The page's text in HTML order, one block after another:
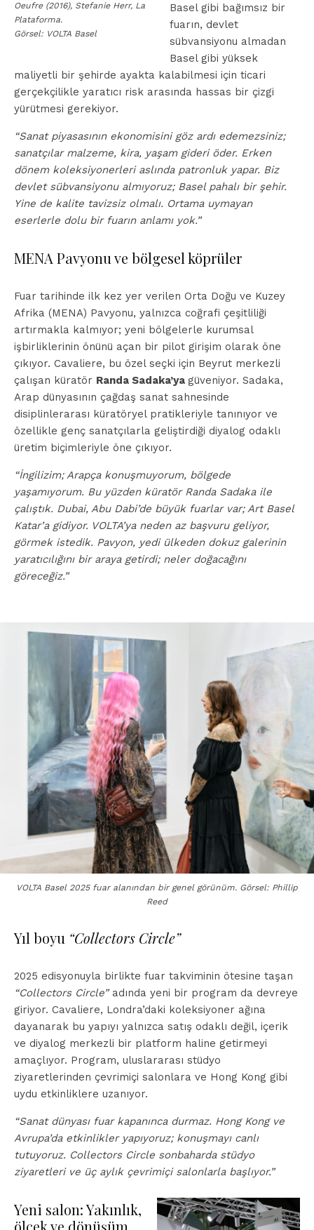
Oeufre (2016), Stefanie Herr, La
Plataforma.
Görsel: VOLTA Basel
Basel gibi bağımsız bir
fuarın, devlet
sübvansiyonu almadan
Basel gibi yüksek
maliyetli bir şehirde ayakta kalabilmesi için ticari
gerçekçilikle yaratıcı risk arasında hassas bir çizgi
yürütmesi gerekiyor.
“Sanat piyasasının ekonomisini göz ardı edemezsiniz;
sanatçılar malzeme, kira, yaşam gideri öder. Erken
dönem koleksiyonerleri aslında patronluk yapar. Biz
devlet sübvansiyonu almıyoruz; Basel pahalı bir şehir.
Yine de kalite tavizsiz olmalı. Ortama uymayan
eserlerle dolu bir fuarın anlamı yok.”
MENA Pavyonu ve bölgesel köprüler
Fuar tarihinde ilk kez yer verilen Orta Doğu ve Kuzey
Afrika (MENA) Pavyonu, yalnızca coğrafi çeşitliliği
artırmakla kalmıyor; yeni bölgelerle kurumsal
işbirliklerinin önünü açan bir pilot girişim olarak öne
çıkıyor. Cavaliere, bu özel seçki için Beyrut merkezli
çalışan küratör Randa Sadaka’ya güveniyor. Sadaka,
Arap dünyasının çağdaş sanat sahnesinde
disiplinlerarası küratöryel pratikleriyle tanınıyor ve
özellikle genç sanatçılarla geliştirdiği diyalog odaklı
üretim biçimleriyle öne çıkıyor.
“İngilizim; Arapça konuşmuyorum, bölgede
yaşamıyorum. Bu yüzden küratör Randa Sadaka ile
çalıştık. Dubai, Abu Dabi’de büyük fuarlar var; Art Basel
Katar’a gidiyor. VOLTA’ya neden az başvuru geliyor,
görmek istedik. Pavyon, yedi ülkeden dokuz galerinin
yaratıcılığını bir araya getirdi; neler doğacağını
göreceğiz.”
VOLTA Basel 2025 fuar alanından bir genel görünüm. Görsel: Phillip
Reed
Yıl boyu “Collectors Circle”
2025 edisyonuyla birlikte fuar takviminin ötesine taşan
“Collectors Circle”adında yeni bir program da devreye
giriyor. Cavaliere, Londra’daki koleksiyoner ağına
dayanarak bu yapıyı yalnızca satış odaklı değil, içerik
ve diyalog merkezli bir platform haline getirmeyi
amaçlıyor. Program, uluslararası stüdyo
ziyaretlerinden çevrimiçi salonlara ve Hong Kong gibi
uydu etkinliklere uzanıyor.
“Sanat dünyası fuar kapanınca durmaz. Hong Kong ve
Avrupa’da etkinlikler yapıyoruz; konuşmayı canlı
tutuyoruz. Collectors Circle sonbaharda stüdyo
ziyaretleri ve üç aylık çevrimiçi salonlarla başlıyor.”
Yeni salon: Yakınlık,
ölçek ve dönüşüm